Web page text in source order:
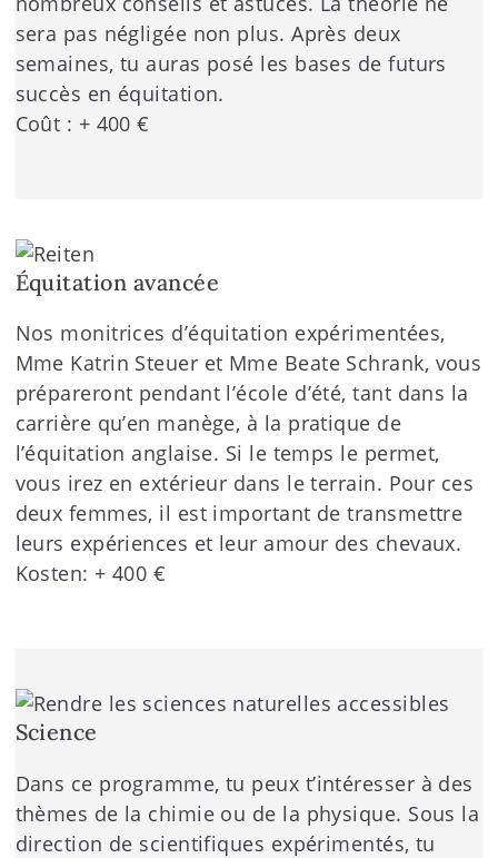
sera pas négligée non plus. Après deux
semaines, tu auras posé les bases de futurs
succès en équitation.
Coût : + 400 €
Équitation avancée
Nos monitrices d’équitation expérimentées,
Mme Katrin Steuer et Mme Beate Schrank, vous
prépareront pendant l’école d’été, tant dans la
carrière qu’en manège, à la pratique de
l’équitation anglaise. Si le temps le permet,
vous irez en extérieur dans le terrain. Pour ces
deux femmes, il est important de transmettre
leurs expériences et leur amour des chevaux.
Kosten: + 400 €
Science
Dans ce programme, tu peux t’intéresser à des
thèmes de la chimie ou de la physique. Sous la
direction de scientifiques expérimentés, tu